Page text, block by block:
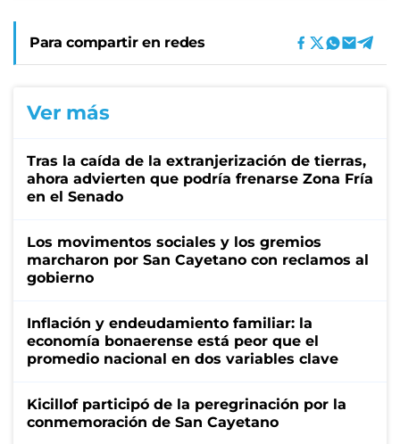
Para compartir en redes
Ver más
Tras la caída de la extranjerización de tierras,
ahora advierten que podría frenarse Zona Fría
en el Senado
Los movimentos sociales y los gremios
marcharon por San Cayetano con reclamos al
gobierno
Inflación y endeudamiento familiar: la
economía bonaerense está peor que el
promedio nacional en dos variables clave
Kicillof participó de la peregrinación por la
conmemoración de San Cayetano